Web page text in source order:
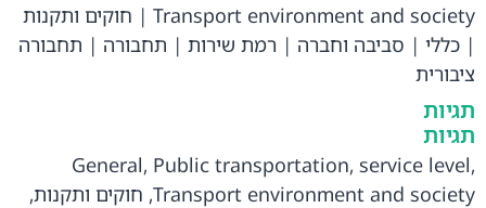
Transport environment and society
| חוקים ותקנות
| כללי | סביבה וחברה | רמת שירות | תחבורה | תחבורה
ציבורית
תגיות
תגיות
General, Public transportation, service level,
Transport environment and society
, חוקים ותקנות,